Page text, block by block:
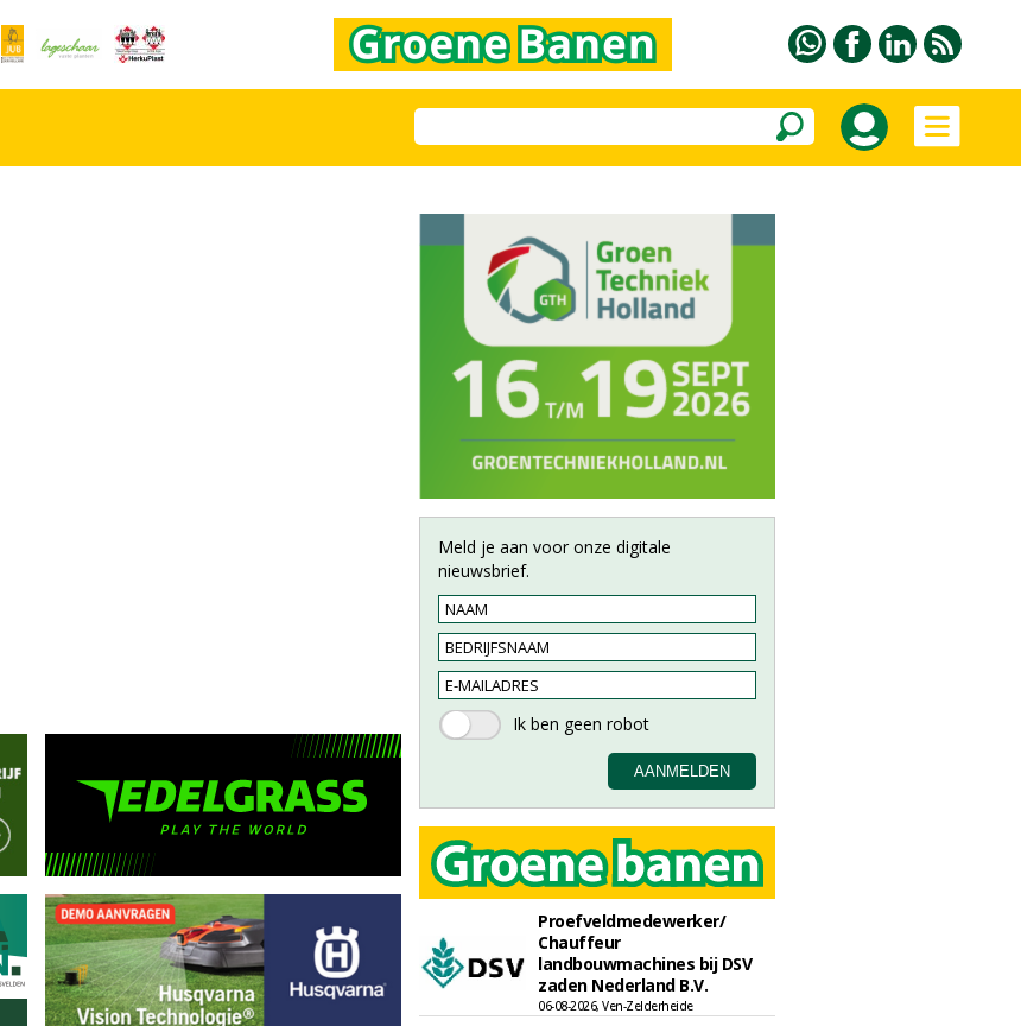
Meld je aan voor onze digitale
nieuwsbrief.
Proefveldmedewerker/
Chauffeur
landbouwmachines bij DSV
zaden Nederland B.V.
06-08-2026, Ven-Zelderheide